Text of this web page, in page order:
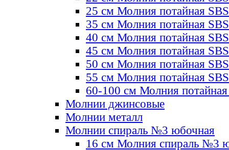
25 см Молния потайная SBS
35 см Молния потайная SBS
40 см Молния потайная SBS
45 см Молния потайная SBS
50 см Молния потайная SBS
55 см Молния потайная SBS
60-100 см Молния
Молнии джинсовые
Молнии металл
Молнии спираль №3 юбочная
16 см Молния спираль №3